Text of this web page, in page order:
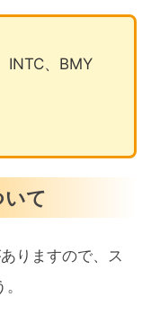
INTC、BMY
て
りますので、ス